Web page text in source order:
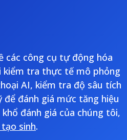
các công cụ tự động hóa
kiểm tra thực tế mô phỏng
AI, kiểm tra độ sâu tích
để đánh giá mức tăng hiệu
đánh giá của chúng tôi,
sinh.